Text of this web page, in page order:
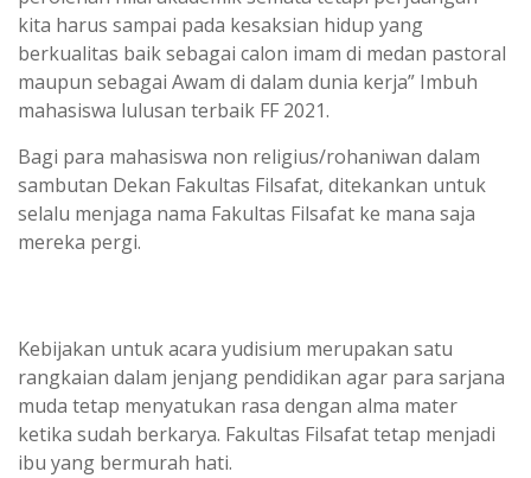
kita harus sampai pada kesaksian hidup yang
berkualitas baik sebagai calon imam di medan pastoral
maupun sebagai Awam di dalam dunia kerja” Imbuh
mahasiswa lulusan terbaik FF 2021.
Bagi para mahasiswa non religius/rohaniwan dalam
sambutan Dekan Fakultas Filsafat, ditekankan untuk
selalu menjaga nama Fakultas Filsafat ke mana saja
mereka pergi.
Kebijakan untuk acara yudisium merupakan satu
rangkaian dalam jenjang pendidikan agar para sarjana
muda tetap menyatukan rasa dengan alma mater
ketika sudah berkarya. Fakultas Filsafat tetap menjadi
ibu yang bermurah hati.